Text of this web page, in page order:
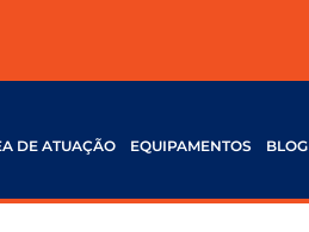
DE ATUAÇÃO EQUIPAMENTOS BLOG